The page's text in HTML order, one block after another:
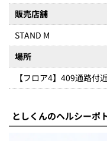
販売店舗
STAND M
場所
【フロア4】409通路付
としくんのヘルシーポ